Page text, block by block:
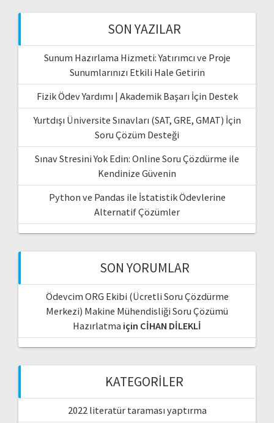
SON YAZILAR
Sunum Hazırlama Hizmeti: Yatırımcı ve Proje
Sunumlarınızı Etkili Hale Getirin
Fizik Ödev Yardımı | Akademik Başarı İçin Destek
Yurtdışı Üniversite Sınavları (SAT, GRE, GMAT) İçin
Soru Çözüm Desteği
Sınav Stresini Yok Edin: Online Soru Çözdürme ile
Kendinize Güvenin
Python ve Pandas ile İstatistik Ödevlerine
Alternatif Çözümler
SON YORUMLAR
Ödevcim ORG Ekibi (Ücretli Soru Çözdürme
Merkezi) Makine Mühendisliği Soru Çözümü
Hazırlatma için CİHAN DİLEKLİ
KATEGORILER
2022 literatür taraması yaptırma